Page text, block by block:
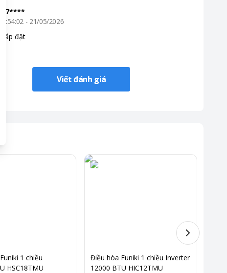
03:54:02 - 21/05/2026
lắp đặt
Viết đánh giá
1 chiều
HSC18TMU
Điều hòa Funiki 1 chiều Inverter
12000 BTU HIC12TMU